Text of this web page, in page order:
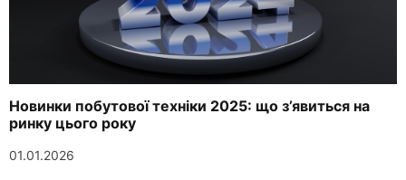
Новинки побутової техніки 2025: що з’явиться на
ринку цього року
01.01.2026